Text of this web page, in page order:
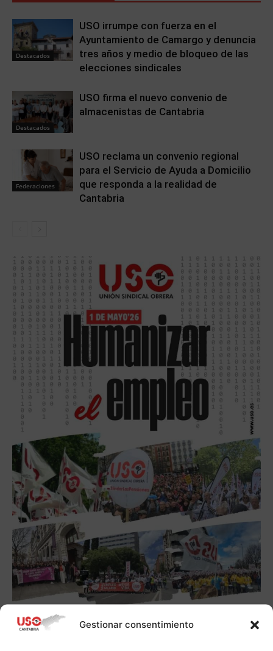
Gestionar consentimiento
Destacados
USO irrumpe con fuerza en el
Ayuntamiento de Camargo y denuncia
tres años y medio de bloqueo de las
elecciones sindicales
Destacados
USO firma el nuevo convenio de
almacenistas de Cantabria
Federaciones
USO reclama un convenio regional
para el Servicio de Ayuda a Domicilio
que responda a la realidad de
Cantabria